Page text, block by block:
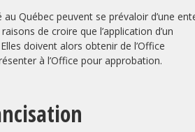
Québec peuvent se prévaloir d’une
de croire que l’application d’un
doivent alors obtenir de l’Office
à l’Office pour approbation.